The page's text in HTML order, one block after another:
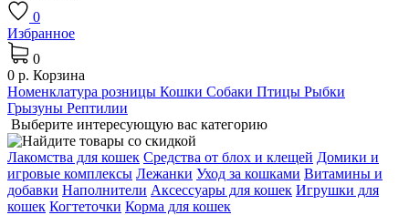
0
Избранное
0
0 р. Корзина
Номенклатура розницы Кошки Собаки Птицы Рыбки
Грызуны Рептилии
Выберите интересующую вас категорию
Лакомства для кошек Средства от блох и клещей Домики и
игровые комплексы Лежaнки Уход за кошками Витамины и
добавки Наполнители Аксессуары для кошек Игрушки для
кошек Когтеточки Корма для кошек